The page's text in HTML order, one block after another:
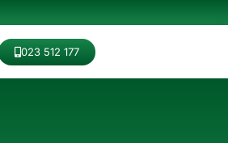
023 512 177